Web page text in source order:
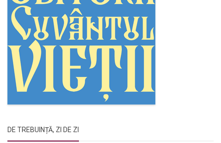
DE TREBUINȚĂ, ZI DE ZI